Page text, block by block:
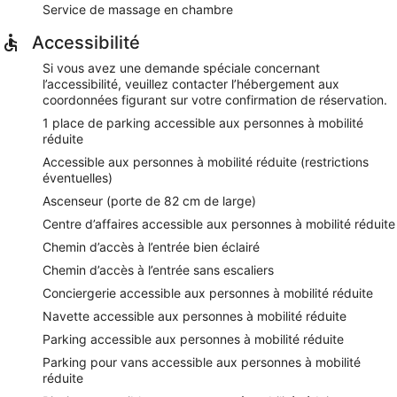
Service de massage en chambre
Accessibilité
Si vous avez une demande spéciale concernant
l’accessibilité, veuillez contacter l’hébergement aux
coordonnées figurant sur votre confirmation de réservation.
1 place de parking accessible aux personnes à mobilité
réduite
Accessible aux personnes à mobilité réduite (restrictions
éventuelles)
Ascenseur (porte de 82 cm de large)
Centre d’affaires accessible aux personnes à mobilité réduite
Chemin d’accès à l’entrée bien éclairé
Chemin d’accès à l’entrée sans escaliers
Conciergerie accessible aux personnes à mobilité réduite
Navette accessible aux personnes à mobilité réduite
Parking accessible aux personnes à mobilité réduite
Parking pour vans accessible aux personnes à mobilité
réduite